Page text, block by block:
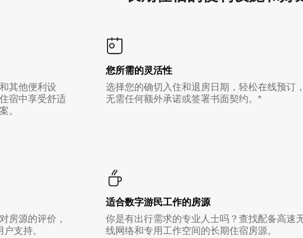
其他便利设
宿中享受舒适
。
您所需的灵活性
选择您的确切入住和退房日期，轻松在线预订，
无需任何额外承诺或签署书面契约。*
房源的评价，
支持。
适合数字游民工作的房源
你是有出行需求的专业人士吗？查找配备高速
线网络和专用工作空间的长期住宿房源。